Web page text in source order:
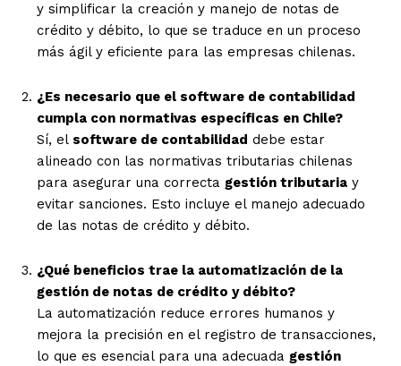
y simplificar la creación y manejo de notas de
crédito y débito, lo que se traduce en un proceso
más ágil y eficiente para las empresas chilenas.
¿Es necesario que el software de contabilidad
cumpla con normativas específicas en Chile?
Sí, el software de contabilidad debe estar
alineado con las normativas tributarias chilenas
para asegurar una correcta gestión tributaria y
evitar sanciones. Esto incluye el manejo adecuado
de las notas de crédito y débito.
¿Qué beneficios trae la automatización de la
gestión de notas de crédito y débito?
La automatización reduce errores humanos y
mejora la precisión en el registro de transacciones,
lo que es esencial para una adecuada gestión